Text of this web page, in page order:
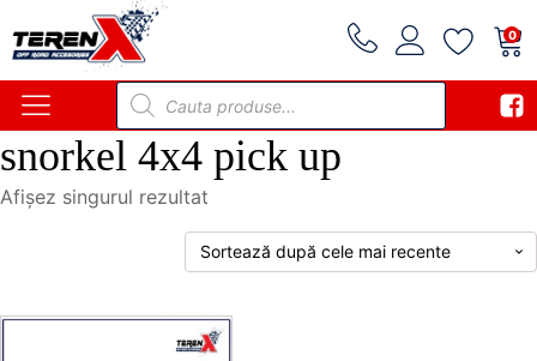
0
Products
search
snorkel 4x4 pick up
Afișez singurul rezultat